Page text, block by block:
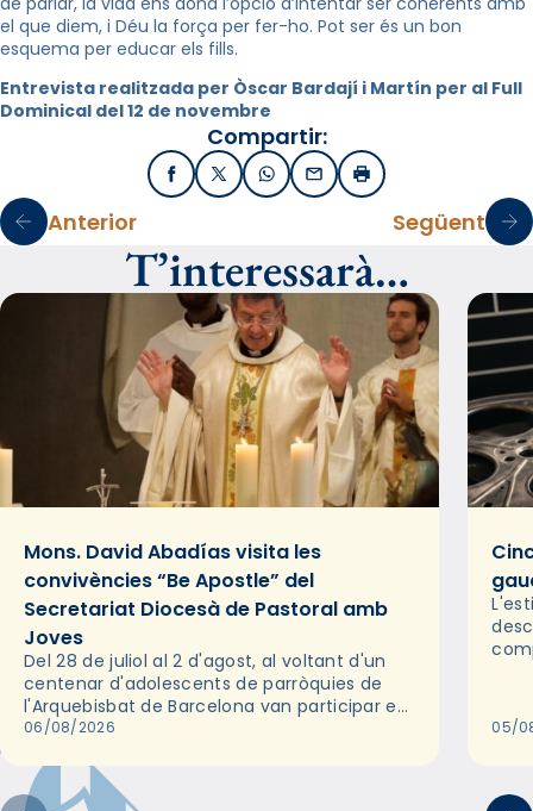
el que diem, i Déu la força per fer-ho. Pot ser és un bon
esquema per educar els fills.
Entrevista realitzada per Òscar Bardají i Martín per al Full
Dominical del 12 de novembre
Compartir:
FacebookX / TwitterWhatsApp
EmailImprimir
Anterior Següent
T’interessarà…
Mons. David Abadías visita les
convivències “Be Apostle” del
Secretariat Diocesà de Pastoral amb
Joves
Del 28 de juliol al 2 d'agost, al voltant d'un
centenar d'adolescents de parròquies de
l'Arquebisbat de Barcelona van participar en
les convivències Be Apostle, organitzades
06/08/2026 05/